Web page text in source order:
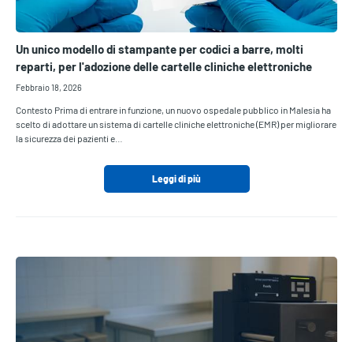
Un unico modello di stampante per codici a barre, molti
reparti, per l'adozione delle cartelle cliniche elettroniche
Febbraio 18, 2026
Contesto Prima di entrare in funzione, un nuovo ospedale pubblico in Malesia ha
scelto di adottare un sistema di cartelle cliniche elettroniche (EMR) per migliorare
la sicurezza dei pazienti e…
Leggi di più